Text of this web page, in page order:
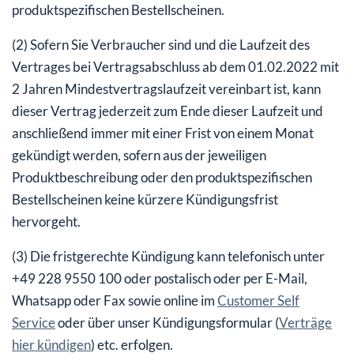
produktspezifischen Bestellscheinen.
(2) Sofern Sie Verbraucher sind und die Laufzeit des
Vertrages bei Vertragsabschluss ab dem 01.02.2022 mit
2 Jahren Mindestvertragslaufzeit vereinbart ist, kann
dieser Vertrag jederzeit zum Ende dieser Laufzeit und
anschließend immer mit einer Frist von einem Monat
gekündigt werden, sofern aus der jeweiligen
Produktbeschreibung oder den produktspezifischen
Bestellscheinen keine kürzere Kündigungsfrist
hervorgeht.
(3) Die fristgerechte Kündigung kann telefonisch unter
+49 228 9550 100 oder postalisch oder per E-Mail,
Whatsapp oder Fax sowie online imCustomer Self
Serviceoder über unser Kündigungsformular (Verträge
hier kündigen) etc. erfolgen.